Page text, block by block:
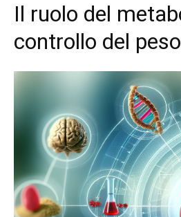
Il ruolo del
controllo del